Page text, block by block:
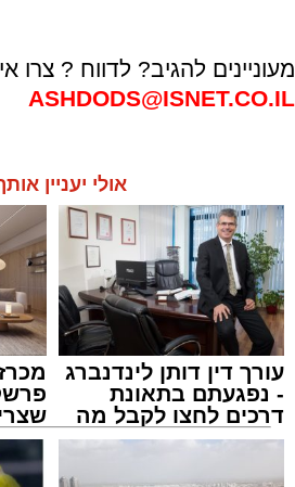
מעוניינים להגיב? לדווח ? צרו
ASHDODS@ISNET.CO.IL
אולי יעניין
עורך דין דותן לינדנברג
- נפגעתם בתאונת
דרכים לחצו לקבל מה
שמגיע לכם